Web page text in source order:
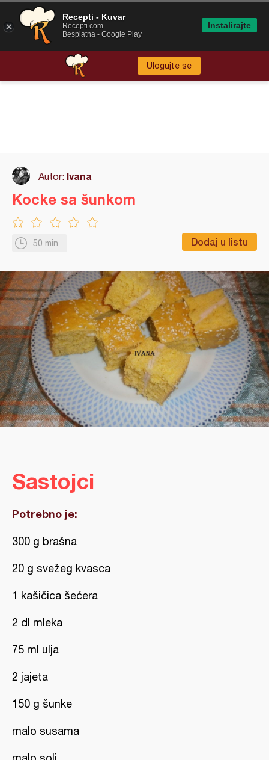
Ulogujte se
Autor: Ivana
50 min Dodaj u listu
Kocke sa šunkom
Sastojci
Potrebno je:
300 g brašna
20 g svežeg kvasca
1 kašičica šećera
2 dl mleka
75 ml ulja
2 jajeta
150 g šunke
malo susama
Recepti - Kuvar
Recepti.com
Besplatna - Google Play
Instalirajte